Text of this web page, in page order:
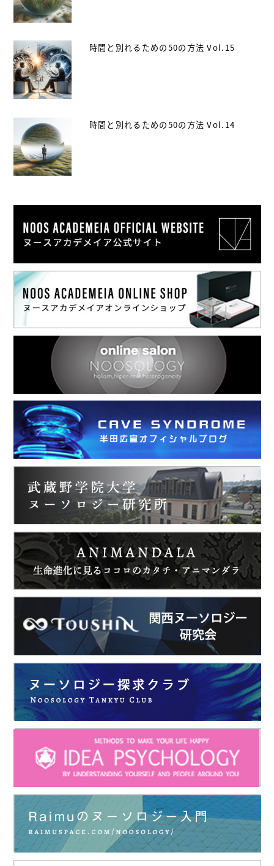
時間と別れるための50の方法 Vol.15
時間と別れるための50の方法 Vol.14